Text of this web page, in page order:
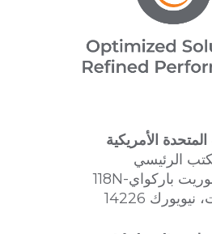
المتحدة الأمريكية
الرئيسي
14226